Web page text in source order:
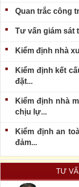
Quan trắc công
Tư vấn giám sát
Kiểm định nhà
Kiểm định kết
đặt...
Kiểm định nhà
chịu lự...
Kiểm định an
đảm...
TƯ